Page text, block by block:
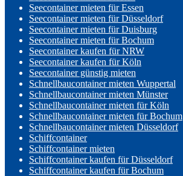
Seecontainer mieten für Essen
Seecontainer mieten für Düsseldorf
Seecontainer mieten für Duisburg
Seecontainer mieten für Bochum
Seecontainer kaufen für NRW
Seecontainer kaufen für Köln
Seecontainer günstig mieten
Schnellbaucontainer mieten Wuppertal
Schnellbaucontainer mieten Münster
Schnellbaucontainer mieten für Köln
Schnellbaucontainer mieten für Bochum
Schnellbaucontainer mieten Düsseldorf
Schiffcontainer
Schiffcontainer mieten
Schiffcontainer kaufen für Düsseldorf
Schiffcontainer kaufen für Bochum